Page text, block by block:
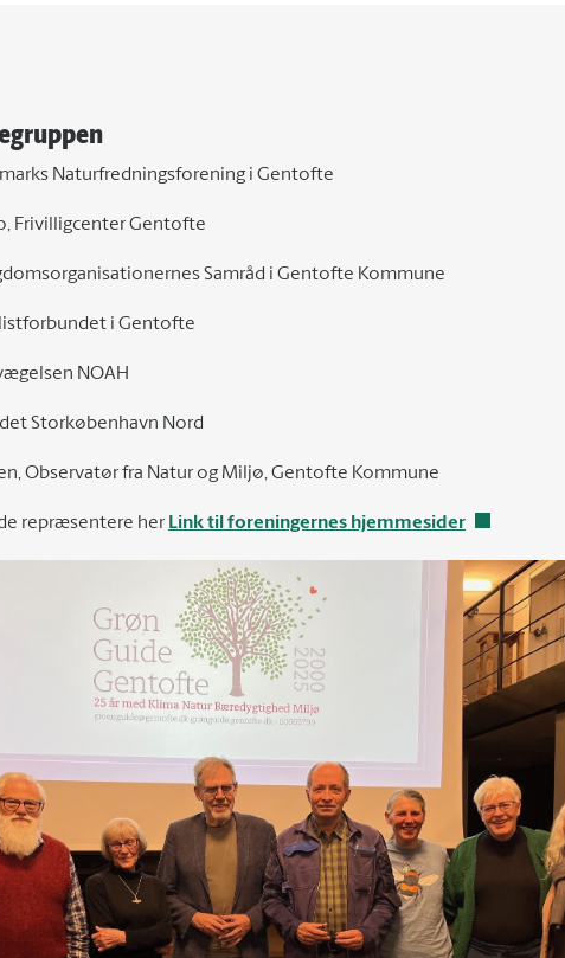
Naturfredningsforening i Gentofte
Frivilligcenter Gentofte
Samråd i Gentofte Kommune
i Gentofte
NOAH
Storkøbenhavn Nord
Observatør fra Natur og Miljø, Gentofte Kommune
repræsentere her Link til foreningernes hjemmesider